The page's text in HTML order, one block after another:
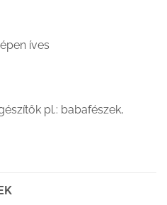
íves
pl.: babafészek,